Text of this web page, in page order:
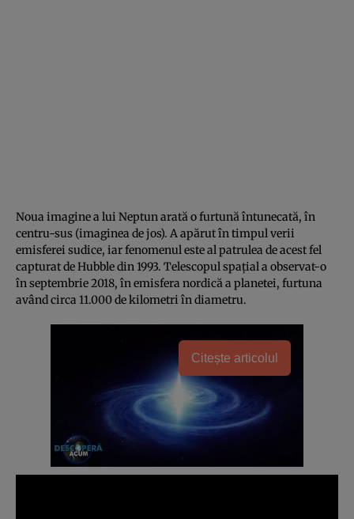
Noua imagine a lui Neptun arată o furtună întunecată, în
centru-sus (imaginea de jos). A apărut în timpul verii
emisferei sudice, iar fenomenul este al patrulea de acest fel
capturat de Hubble din 1993. Telescopul spaţial a observat-o
în septembrie 2018, în emisfera nordică a planetei, furtuna
având circa 11.000 de kilometri în diametru.
Citește articolul